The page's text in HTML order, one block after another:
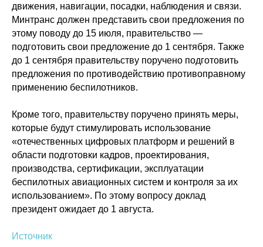
движения, навигации, посадки, наблюдения и связи.
Минтранс должен представить свои предложения по
этому поводу до 15 июля, правительство —
подготовить свои предложение до 1 сентября. Также
до 1 сентября правительству поручено подготовить
предложения по противодействию противоправному
применению беспилотников.
Кроме того, правительству поручено принять меры,
которые будут стимулировать использование
«отечественных цифровых платформ и решений в
области подготовки кадров, проектирования,
производства, сертификации, эксплуатации
беспилотных авиационных систем и контроля за их
использованием». По этому вопросу доклад
президент ожидает до 1 августа.
Источник
ссылка на ROBOTUNION.RU — обязательна
Политика конфиденциальности
© 2015-2026 НАУРР. Все права защищены.
При использовании материалов ссылка на ROBOTUNION.RU — обязательна